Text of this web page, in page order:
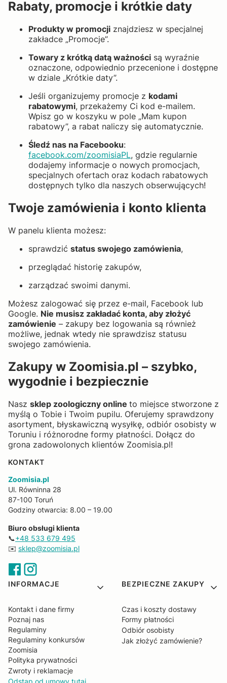
Rabaty, promocje i krótkie daty
Produkty w promocji znajdziesz w specjalnej
zakładce „Promocje”.
Towary z krótką datą ważności są wyraźnie
oznaczone, odpowiednio przecenione i dostępne
w dziale „Krótkie daty”.
Jeśli organizujemy promocje z kodami
rabatowymi, przekażemy Ci kod e-mailem.
Wpisz go w koszyku w pole „Mam kupon
rabatowy”, a rabat naliczy się automatycznie.
Śledź nas na Facebooku:
facebook.com/zoomisiaPL, gdzie regularnie
dodajemy informacje o nowych promocjach,
specjalnych ofertach oraz kodach rabatowych
dostępnych tylko dla naszych obserwujących!
Twoje zamówienia i konto klienta
W panelu klienta możesz:
sprawdzić status swojego zamówienia,
przeglądać historię zakupów,
zarządzać swoimi danymi.
Możesz zalogować się przez e-mail, Facebook lub
Google. Nie musisz zakładać konta, aby złożyć
zamówienie – zakupy bez logowania są również
możliwe, jednak wtedy nie sprawdzisz statusu
swojego zamówienia.
Zakupy w Zoomisia.pl – szybko,
wygodnie i bezpiecznie
Nasz sklep zoologiczny online to miejsce stworzone z
myślą o Tobie i Twoim pupilu. Oferujemy sprawdzony
asortyment, błyskawiczną wysyłkę, odbiór osobisty w
Toruniu i różnorodne formy płatności. Dołącz do
grona zadowolonych klientów Zoomisia.pl!
KONTAKT
Zoomisia.pl
Ul. Równinna 28
87-100 Toruń
Godziny otwarcia: 8.00 – 19.00
Biuro obsługi klienta
📞+48 533 679 495
✉️ sklep@zoomisia.pl
Linki w stopce
INFORMACJE
Kontakt i dane firmy
Poznaj nas
Regulaminy
Regulaminy konkursów
Zoomisia
Polityka prywatności
Zwroty i reklamacje
Odstąp od umowy tutaj
BEZPIECZNE ZAKUPY
Czas i koszty dostawy
Formy płatności
Odbiór osobisty
Jak złożyć zamówienie?